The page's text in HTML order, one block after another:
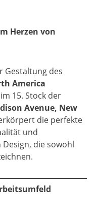
Herzen von
Gestaltung des
America
15. Stock der
Avenue, New
die perfekte
und
die sowohl